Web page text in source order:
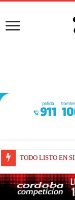
TODO LISTO EN
BRIATORE